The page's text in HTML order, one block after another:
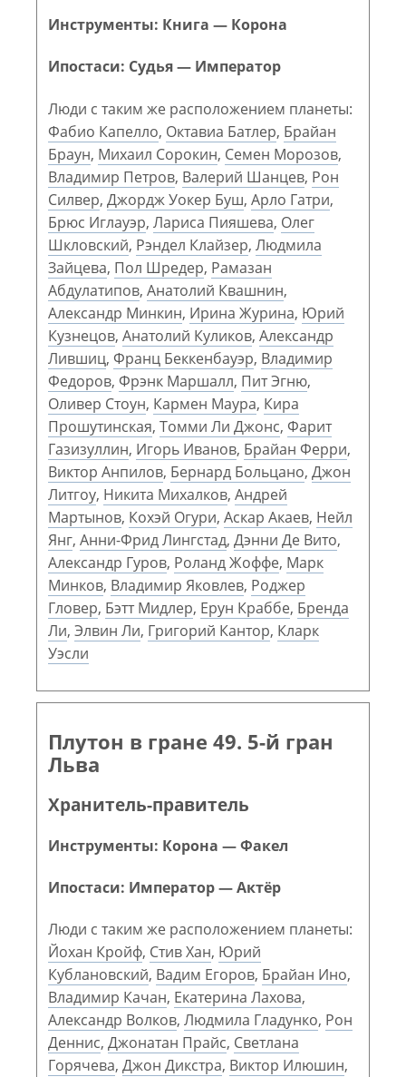
Инструменты: Книга — Корона
Ипостаси: Судья — Император
Люди с таким же расположением планеты:
Фабио Капелло, Октавиа Батлер, Брайан
Браун, Михаил Сорокин, Семен Морозов,
Владимир Петров, Валерий Шанцев, Рон
Силвер, Джордж Уокер Буш, Арло Гатри,
Брюс Иглауэр, Лариса Пияшева, Олег
Шкловский, Рэндел Клайзер, Людмила
Зайцева, Пол Шредер, Рамазан
Абдулатипов, Анатолий Квашнин,
Александр Минкин, Ирина Журина, Юрий
Кузнецов, Анатолий Куликов, Александр
Лившиц, Франц Беккенбауэр, Владимир
Федоров, Фрэнк Маршалл, Пит Эгню,
Оливер Стоун, Кармен Маура, Кира
Прошутинская, Томми Ли Джонс, Фарит
Газизуллин, Игорь Иванов, Брайан Ферри,
Виктор Анпилов, Бернард Больцано, Джон
Литгоу, Никита Михалков, Андрей
Мартынов, Кохэй Огури, Аскар Акаев, Нейл
Янг, Анни-Фрид Лингстад, Дэнни Де Вито,
Александр Гуров, Роланд Жоффе, Марк
Минков, Владимир Яковлев, Роджер
Гловер, Бэтт Мидлер, Ерун Краббе, Бренда
Ли, Элвин Ли, Григорий Кантор, Кларк
Уэсли
Плутон в гране 49. 5-й гран
Льва
Хранитель-правитель
Инструменты: Корона — Факел
Ипостаси: Император — Актёр
Люди с таким же расположением планеты:
Йохан Кройф, Стив Хан, Юрий
Кублановский, Вадим Егоров, Брайан Ино,
Владимир Качан, Екатерина Лахова,
Александр Волков, Людмила Гладунко, Рон
Деннис, Джонатан Прайс, Светлана
Горячева, Джон Дикстра, Виктор Илюшин,